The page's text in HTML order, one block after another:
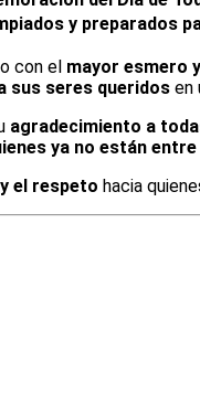
y preparados
con el mayor esmero
sus seres queridos en
agradecimiento a
ya no están
el respeto hacia